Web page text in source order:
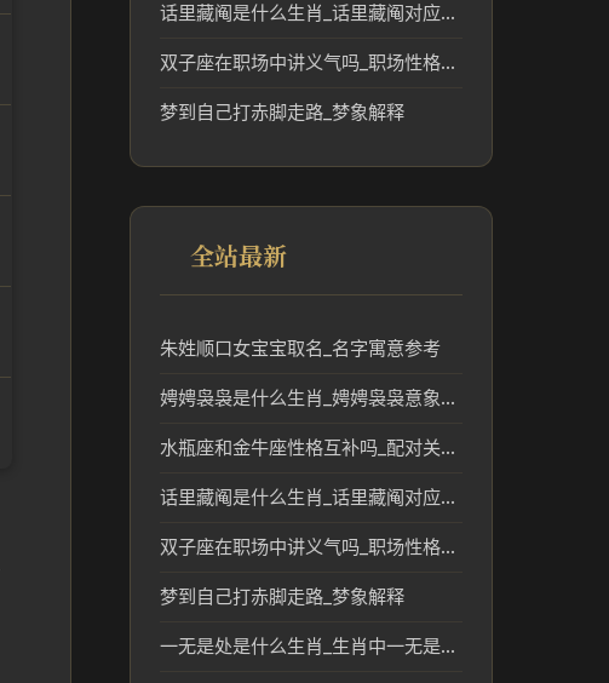
话里藏阄是什么生肖_话里藏阄对应的生肖及文化解读
双子座在职场中讲义气吗_职场性格短板分析
梦到自己打赤脚走路_梦象解释
全站最新
朱姓顺口女宝宝取名_名字寓意参考
娉娉袅袅是什么生肖_娉娉袅袅意象对应的生肖解读
水瓶座和金牛座性格互补吗_配对关系解读
话里藏阄是什么生肖_话里藏阄对应的生肖及文化解读
双子座在职场中讲义气吗_职场性格短板分析
梦到自己打赤脚走路_梦象解释
一无是处是什么生肖_生肖中一无是处的象征及文化解读